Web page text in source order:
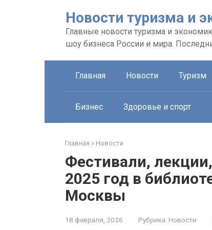
Новости туризма и
Главные новости туризма и
шоу бизнеса России и мира.
Главная Новости Туризм
Бизнес Здоровье и спорт
Главная » Новости
Фестивали,
2025 год в
Москвы
18 февраля, 2026 Рубрика: Новости